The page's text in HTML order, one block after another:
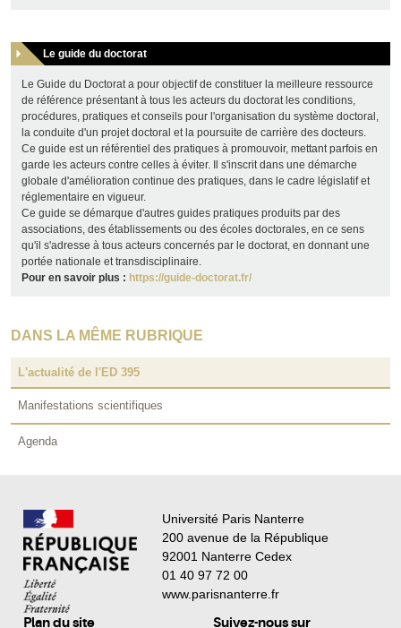
Le guide du doctorat
Le Guide du Doctorat a pour objectif de constituer la meilleure ressource
de référence présentant à tous les acteurs du doctorat les conditions,
procédures, pratiques et conseils pour l'organisation du système doctoral,
la conduite d'un projet doctoral et la poursuite de carrière des docteurs.
Ce guide est un référentiel des pratiques à promouvoir, mettant parfois en
garde les acteurs contre celles à éviter. Il s'inscrit dans une démarche
globale d'amélioration continue des pratiques, dans le cadre législatif et
réglementaire en vigueur.
Ce guide se démarque d'autres guides pratiques produits par des
associations, des établissements ou des écoles doctorales, en ce sens
qu'il s'adresse à tous acteurs concernés par le doctorat, en donnant une
portée nationale et transdisciplinaire.
Pour en savoir plus : https://guide-doctorat.fr/
DANS LA MÊME RUBRIQUE
L'actualité de l'ED 395
Manifestations scientifiques
Agenda
Université Paris Nanterre
200 avenue de la République
92001 Nanterre Cedex
01 40 97 72 00
www.parisnanterre.fr
Plan du site Suivez-nous sur